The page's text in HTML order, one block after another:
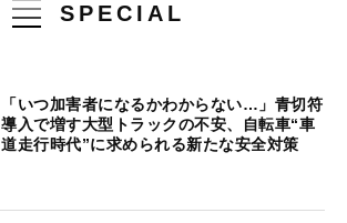
SPECIAL
「いつ加害者になるかわからない…」青切符
導入で増す大型トラックの不安、自転車“車
道走行時代”に求められる新たな安全対策